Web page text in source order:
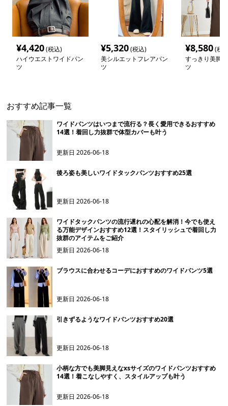
¥4,420(税込)
ハイウエストワイドパン
ツ
¥5,320(税込)
美シルエットフレアパン
ツ
¥8,580(税
すっきり美脚
ツ
おすすめ記事一覧
ワイドパンツはいつまで流行る？長く愛用できるおすすめ
14選！着回し力抜群で体型カバーも叶う
更新日2026-06-18
後ろ姿も美しいワイドタックパンツおすすめ25選
更新日2026-06-18
ワイドタックパンツの流行遅れの心配を解消！今でも使え
る万能デザインおすすめ12選！スタイリッシュで着回し力
抜群のアイテムをご紹介
更新日2026-06-18
ブラウスに合わせるコーデにおすすめのワイドパンツ5選
更新日2026-06-18
引きずるようなワイドパンツおすすめ20選
更新日2026-06-18
小柄な方でも美脚見えなxsサイズのワイドパンツおすすめ
14選！着こなしやすく、スタイルアップも叶う
更新日2026-06-18